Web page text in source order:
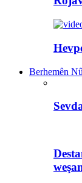
Berhemên Nû